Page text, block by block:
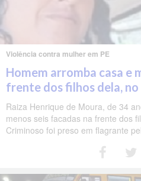
Violência contra mulher em PE
Homem arromba casa e
frente dos filhos dela,
Raiza Henrique de Moura, de 34
menos seis facadas na frente dos
Criminoso foi preso em flagrante